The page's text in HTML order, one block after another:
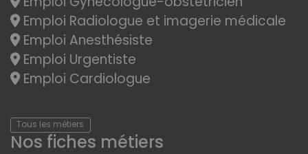
Emploi Radiologue et imagerie médicale
Emploi Anesthésiste
Emploi Urgentiste
Emploi Cardiologue
Tous les métiers
Nos fiches métiers